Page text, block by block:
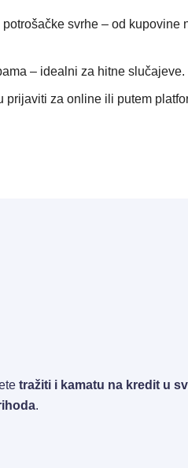
svrhe – od kupovine
– idealni za hitne slučajeve.
za online ili putem
tražiti i kamatu na kredit u
.